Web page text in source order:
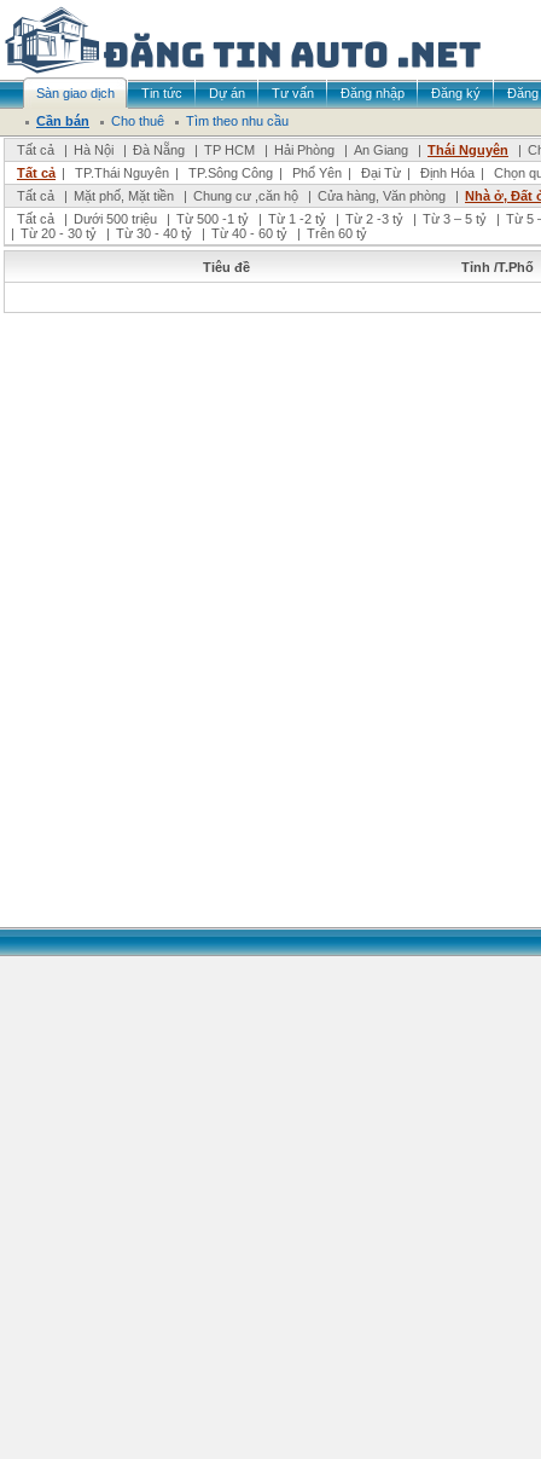
Sàn giao dịch Tin tức Dự án Tư vấn Đăng nhập Đăng ký
Đăng
Cần bán
Cho thuê
Tìm theo nhu cầu
Tất cả
| Hà Nội | Đà Nẵng | TP HCM | Hải Phòng | An Giang | Thái Nguyên |
Tất cả | TP.Thái Nguyên | TP.Sông Công | Phổ Yên | Đại Từ | Định Hóa |
Chọn
Tất cả
| Mặt phố, Mặt tiền | Chung cư ,căn hộ | Cửa hàng, Văn phòng | Nhà ở, Đất
Tất cả
| Dưới 500 triệu | Từ 500 -1 tỷ | Từ 1 -2 tỷ | Từ 2 -3 tỷ | Từ 3 – 5 tỷ | Từ 5
| Từ 20 - 30 tỷ | Từ 30 - 40 tỷ | Từ 40 - 60 tỷ | Trên 60 tỷ
Tiêu đề Tỉnh /T.Phố